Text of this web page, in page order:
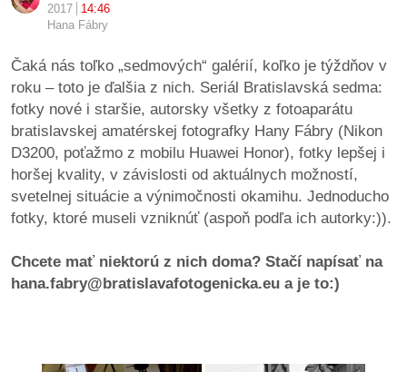
fotky
protesty
granty
pozvánky
Historický
kalendár
zákony
kauzy
2017
14:46
Hana Fábry
Čaká nás toľko „sedmových“ galérií, koľko je týždňov v
roku – toto je ďalšia z nich. Seriál Bratislavská sedma:
fotky nové i staršie, autorsky všetky z fotoaparátu
bratislavskej amatérskej fotografky Hany Fábry (Nikon
D3200, poťažmo z mobilu Huawei Honor), fotky lepšej i
horšej kvality, v závislosti od aktuálnych možností,
svetelnej situácie a výnimočnosti okamihu. Jednoducho
fotky, ktoré museli vzniknúť (aspoň podľa ich autorky:)).
Chcete mať niektorú z nich doma? Stačí napísať na
hana.fabry@bratislavafotogenicka.eu a je to:)